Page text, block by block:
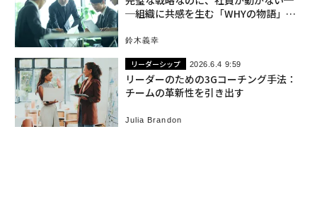
─組織に共感を生む「WHYの物語」の
鈴木義幸
リーダーシップ 2026.6.4 9:59
リーダーのための3Gコーチング手法：
チームの革新性を引き出す
Julia Brandon